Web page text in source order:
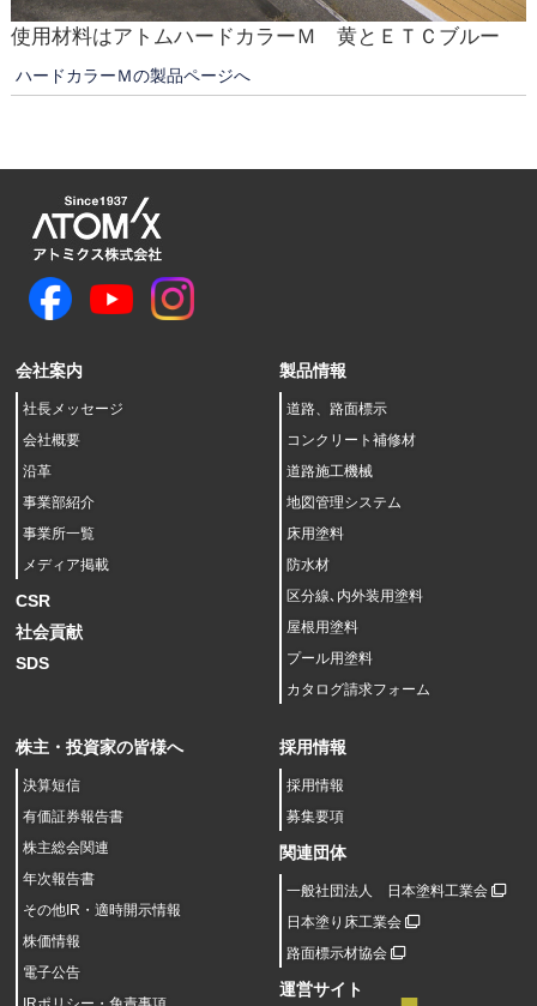
使用材料はアトムハードカラーＭ 黄とＥＴＣブルー
ハードカラーＭの製品ページへ
会社案内
社長メッセージ
会社概要
沿革
事業部紹介
事業所一覧
メディア掲載
CSR
社会貢献
SDS
製品情報
道路、路面標示
コンクリート補修材
道路施工機械
地図管理システム
床用塗料
防水材
区分線､内外装用塗料
屋根用塗料
プール用塗料
カタログ請求フォーム
株主・投資家の皆様へ
決算短信
有価証券報告書
株主総会関連
年次報告書
その他IR・適時開示情報
株価情報
電子公告
採用情報
採用情報
募集要項
関連団体
一般社団法人 日本塗料工業会
日本塗り床工業会
路面標示材協会
運営サイト